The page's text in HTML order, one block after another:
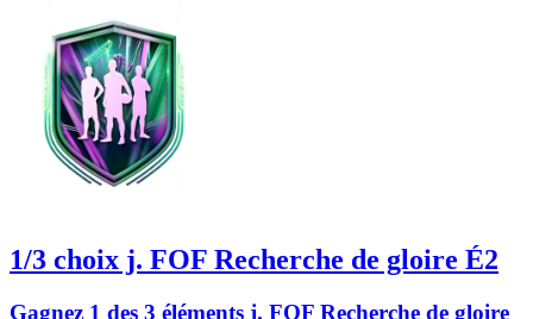
1/3 choix j. FOF Recherche de gloire É2
Gagnez 1 des 3 éléments j. FOF Recherche de gloire